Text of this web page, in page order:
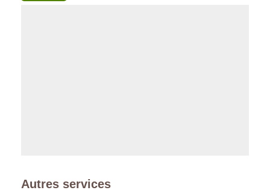
Autres services